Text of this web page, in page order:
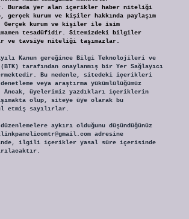
Burada yer alan içerikler haber niteliği
gerçek kurum ve kişiler hakkında paylaşım
Gerçek kurum ve kişiler ile isim
tesadüfidir. Sitemizdeki bilgiler
ve tavsiye niteliği taşımazlar.
Kanun gereğince Bilgi Teknolojileri ve
tarafından onaylanmış bir Yer Sağlayıcı
Bu nedenle, sitedeki içerikleri
veya araştırma yükümlülüğümüz
Ancak, üyelerimiz yazdıkları içeriklerin
olup, siteye üye olarak bu
etmiş sayılırlar.
aykırı olduğunu düşündüğünüz
adresine
ilgili içerikler yasal süre içerisinde